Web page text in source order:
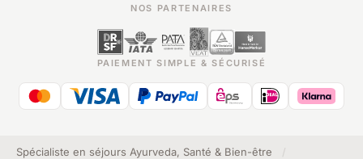
NOS PARTENAIRES
PAIEMENT SIMPLE & SÉCURISÉ
Spécialiste en séjours Ayurveda, Santé & Bien-être